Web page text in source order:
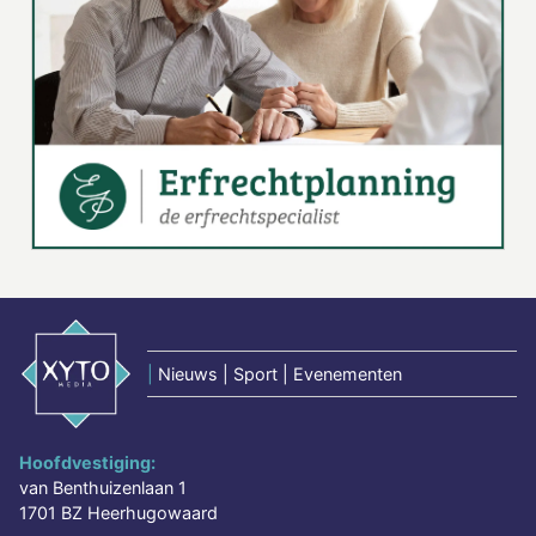
Nieuws | Sport | Evenementen
Hoofdvestiging:
van Benthuizenlaan 1
1701 BZ Heerhugowaard